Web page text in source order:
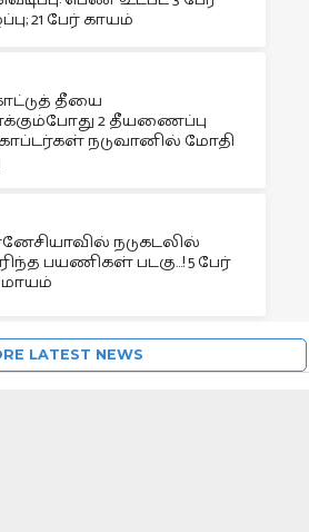
21 பேர் காயம்
தீயை
2 தீயணைப்பு
நடுவானில் மோதி
நடுகடலில்
பயணிகள் படகு…! 5 பேர்
மாயம்
LATEST NEWS